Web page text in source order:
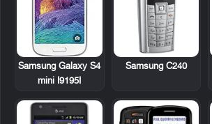
Samsung C240
Samsung Galaxy S4
mini I9195I